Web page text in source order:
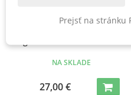
NA SKLADE
27,00 €
Prejsť na stránku